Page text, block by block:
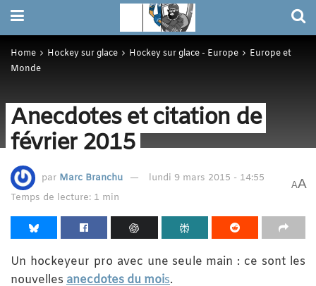
Home Hockey sur glace Hockey sur glace - Europe
Europe et
Monde
Anecdotes et citation de
février 2015
par Marc Branchu
lundi 9 mars 2015 - 14:55
Temps de lecture: 1 min
AA
Un hockeyeur pro avec une seule main : ce sont les
nouvelles anecdotes du mois.